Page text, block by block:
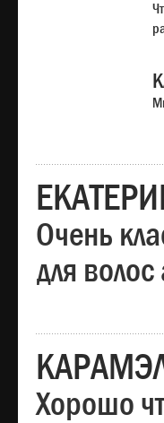
Очень
для волос
Хорошо